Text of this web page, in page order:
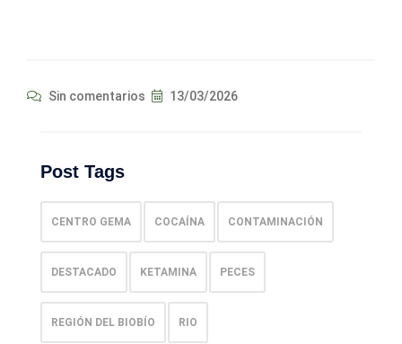
Sin comentarios 13/03/2026
Post Tags
CENTRO GEMA COCAÍNA CONTAMINACIÓN
DESTACADO KETAMINA PECES
REGIÓN DEL BIOBÍO RIO